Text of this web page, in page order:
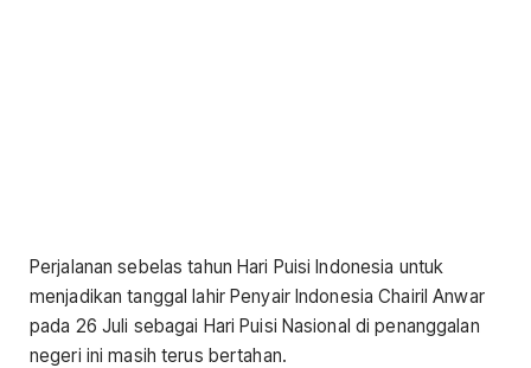
Perjalanan sebelas tahun Hari Puisi Indonesia untuk
menjadikan tanggal lahir Penyair Indonesia Chairil Anwar
pada 26 Juli sebagai Hari Puisi Nasional di penanggalan
negeri ini masih terus bertahan.